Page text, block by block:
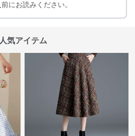
にお読みください。
気アイテム